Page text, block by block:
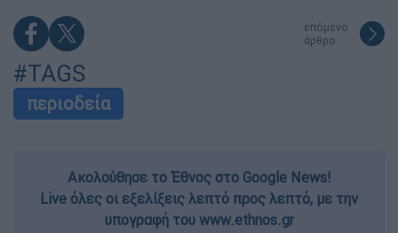
επόμενο
άρθρο
#TAGS
περιοδεία
Ακολούθησε το Έθνος στο Google News!
Live όλες οι εξελίξεις λεπτό προς λεπτό, με την
υπογραφή του www.ethnos.gr